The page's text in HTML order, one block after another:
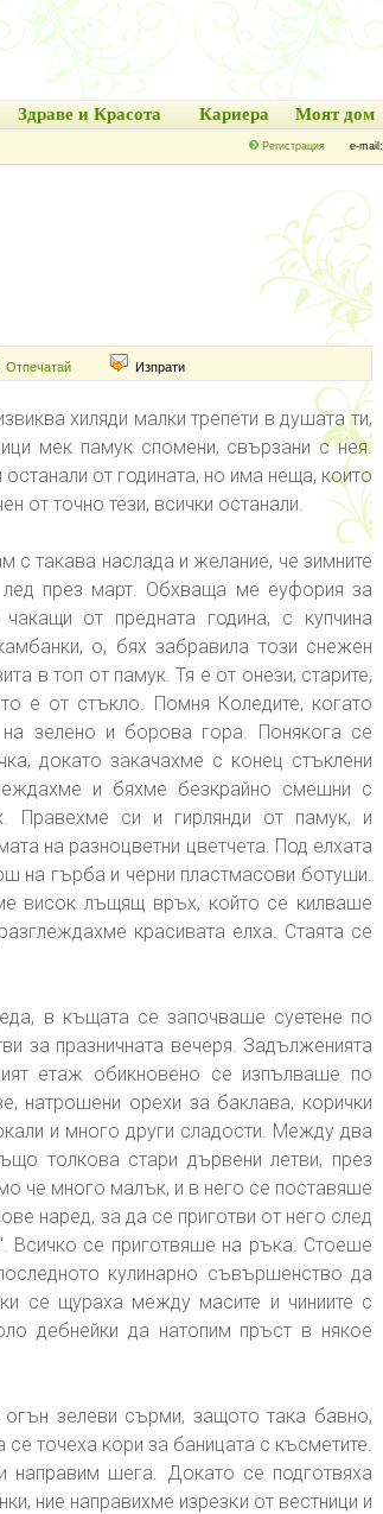
Здраве и Красота Кариера Моят дом
Регистрация e-mail:
Отпечатай Изпрати
хиляди малки трепети в душата ти,
мек памук спомени, свързани с нея.
от годината, но има неща, които
от точно тези, всички останали.
такава наслада и желание, че зимните
през март. Обхваща ме еуфория за
от предната година, с купчина
о, бях забравила този снежен
в топ от памук. Тя е от онези, старите,
е от стъкло. Помня Коледите, когато
зелено и борова гора. Понякога се
докато закачахме с конец стъклени
и бяхме безкрайно смешни с
Правехме си и гирлянди от памук, и
на разноцветни цветчета. Под елхата
на гърба и черни пластмасови ботуши.
висок лъщящ връх, който се килваше
красивата елха. Стаята се
в къщата се започваше суетене по
за празничната вечеря. Задълженията
етаж обикновено се изпълваше по
натрошени орехи за баклава, корички
и много други сладости. Между два
толкова стари дървени летви, през
че много малък, и в него се поставяше
наред, за да се приготви от него след
Всичко се приготвяше на ръка. Стоеше
кулинарно съвършенство да
се щураха между масите и чиниите с
дебнейки да натопим пръст в някое
зелеви сърми, защото така бавно,
точеха кори за баницата с късметите.
шега. Докато се подготвяха
ние направихме изрезки от вестници и